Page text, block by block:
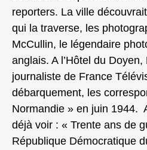
reporters. La ville
qui la traverse, les
McCullin, le légendaire
anglais. A l’Hôtel du
journaliste de France
débarquement, les
Normandie » en juin 1944.
déjà voir : « Trente ans de
République Démocratique